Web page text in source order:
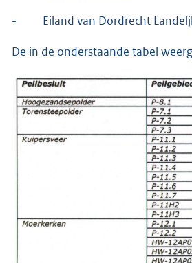
- Eiland van Dordrecht
De in de onderstaande tabel